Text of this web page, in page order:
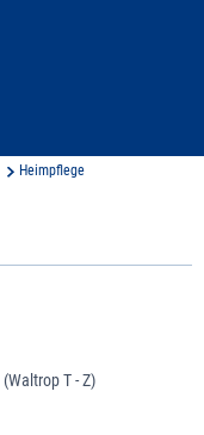
Heimpflege
(Waltrop T - Z)